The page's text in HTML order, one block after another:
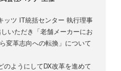
ッツ IT統括センター 執行理事
いただき「老舗メーカーにお
変革志向への転換」について
のようにしてDX改革を進めて